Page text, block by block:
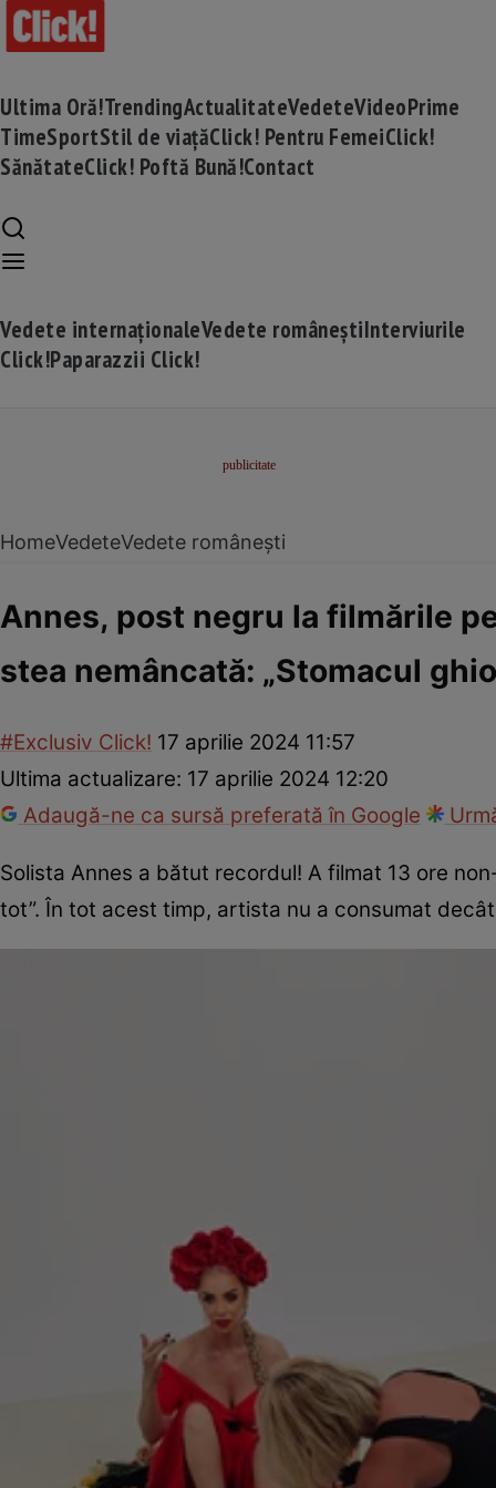
Ultima Oră!TrendingActualitateVedeteVideoPrime
TimeSportStil de viațăClick! Pentru FemeiClick!
SănătateClick! Poftă Bună!Contact
Vedete internaționaleVedete româneștiInterviurile
Click!Paparazzii Click!
HomeVedeteVedete românești
Annes, post negru la filmările
stea nemâncată: „Stomacul
#Exclusiv Click! 17 aprilie 2024 11:57
Ultima actualizare: 17 aprilie 2024 12:20
Adaugă-ne ca sursă preferată în Google
Solista Annes a bătut recordul! A filmat 13 ore
tot”. În tot acest timp, artista nu a consumat